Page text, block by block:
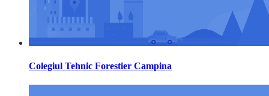
Colegiul Tehnic Forestier Campina